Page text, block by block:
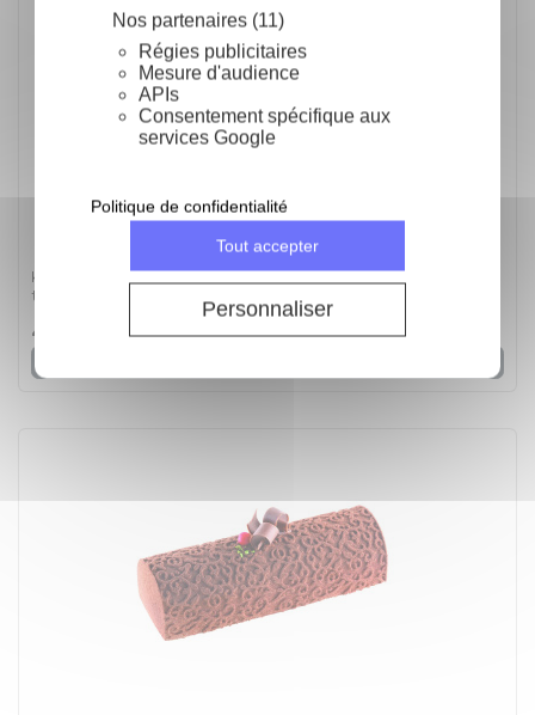
Nos partenaires (11)
Régies publicitaires
Mesure d'audience
APIs
Consentement spécifique aux
services Google
Tout accepter
Personnaliser
Politique de confidentialité
Kit moule à bûche + tapis décor Matelassé - Le Kit +
tapis
42,64 €